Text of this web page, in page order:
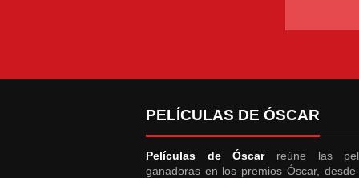
PELÍCULAS DE ÓSCAR
Películas de Óscarreúne las
ganadoras en los premios Óscar, desde